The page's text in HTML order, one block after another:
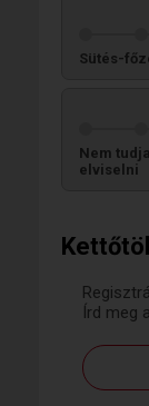
Írd meg
Sütés-
Nem tudja
elviselni